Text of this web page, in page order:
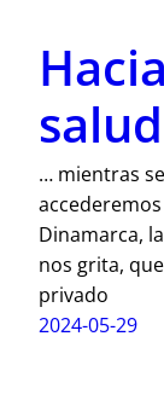
… mientras
Dinamarca,
nos grita,
privado
2024-05-29